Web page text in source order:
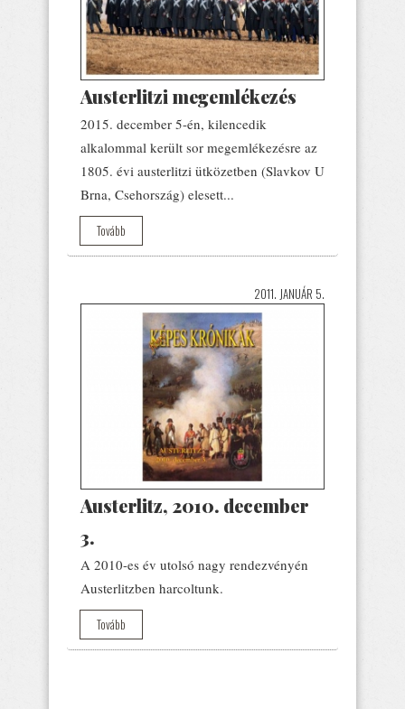
Austerlitzi megemlékezés
2015. december 5-én, kilencedik
alkalommal került sor megemlékezésre az
1805. évi austerlitzi ütközetben (Slavkov U
Brna, Csehország) elesett...
Tovább
2011. JANUÁR 5.
Austerlitz, 2010. december
3.
A 2010-es év utolsó nagy rendezvényén
Austerlitzben harcoltunk.
Tovább